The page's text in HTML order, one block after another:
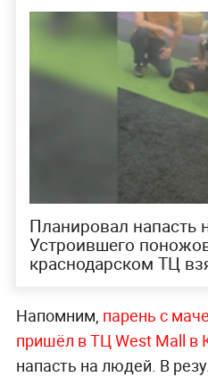
Планировал напасть
Устроившего
краснодарском ТЦ
Напомним, парень с
пришёл в ТЦ West Mall в
напасть на людей. В